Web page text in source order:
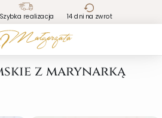
Szybka realizacja 14 dni na zwrot
z marynarką